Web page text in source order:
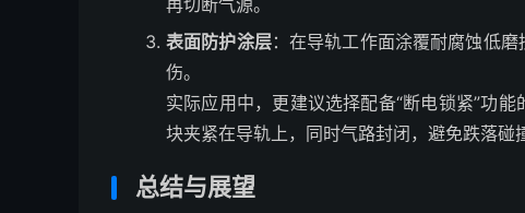
再切断气源。
表面防护涂层：在导轨工作面涂覆耐腐蚀低
伤。
实际应用中，更建议选择配备“断电锁紧”功
块夹紧在导轨上，同时气路封闭，避免跌落碰
总结与展望